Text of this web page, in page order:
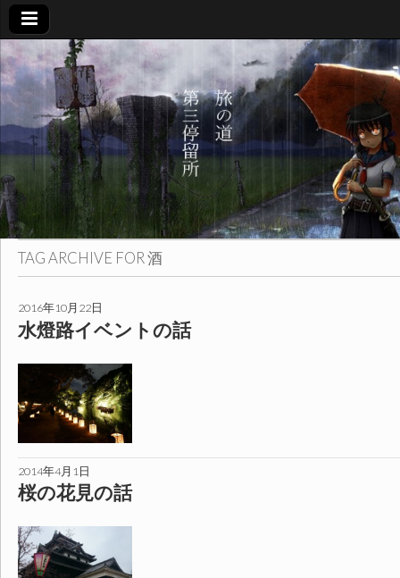
旅
の
道
第
三
停
留
所
TAG ARCHIVE FOR酒
2016年10月22日
水燈路イベントの話
2014年4月1日
桜の花見の話